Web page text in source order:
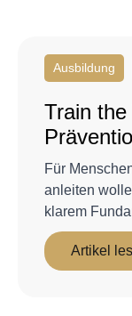
Ausbildung
Train
Für
anleiten
klarem
Artikel